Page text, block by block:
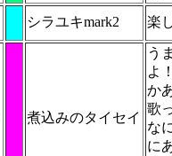
シラユキmark2 楽
煮込みのタイセイ
う
よ
か
歌
な
に